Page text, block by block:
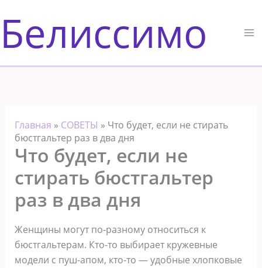
к
содержимому
Белиссимо
Главная » СОВЕТЫ » Что будет, если не стирать
бюстгальтер раз в два дня
Что будет, если не
стирать бюстгальтер
раз в два дня
Женщины могут по-разному относиться к
бюстгальтерам. Кто-то выбирает кружевные
модели с пуш-апом, кто-то — удобные хлопковые